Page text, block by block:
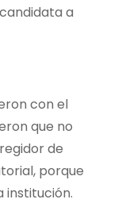
a
con el
que no
de
porque
institución.